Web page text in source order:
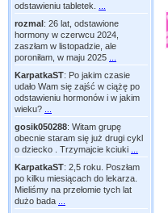
odstawieniu tabletek.
rozmal: 26 lat, odstawione
hormony w czerwcu 2024,
zaszłam w listopadzie, ale
poroniłam, w maju 2025
KarpatkaST: Po jakim czasie
udało Wam się zajść w ciążę po
odstawieniu hormonów i w jakim
wieku?
gosik050288: Witam grupę
obecnie staram się już drugi cykl
o dziecko . Trzymajcie kciuki
KarpatkaST: 2,5 roku. Poszłam
po kilku miesiącach do lekarza.
Mieliśmy na przełomie tych lat
dużo bada